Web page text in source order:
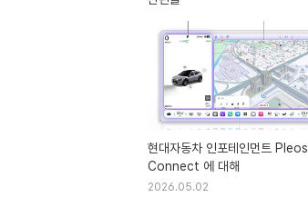
현대자동차 인포테인먼트 Pleos
Connect 에 대해
2026.05.02